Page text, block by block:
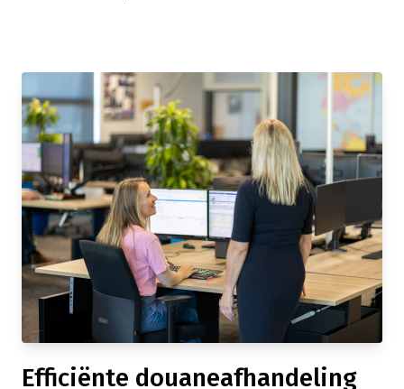
Efficiënte douaneafhandeling